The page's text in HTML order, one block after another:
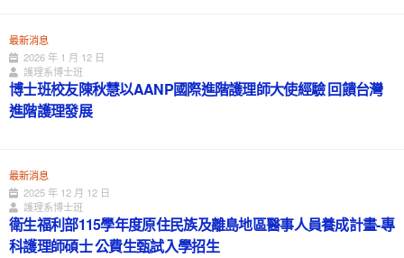
最新消息
2026 年 1 月 12 日
護理系博士班
博士班校友陳秋慧以AANP國際進階護理師大使經驗 回饋台灣
進階護理發展
最新消息
2025 年 12 月 12 日
護理系博士班
衛生福利部115學年度原住民族及離島地區醫事人員養成計畫-專
科護理師碩士 公費生甄試入學招生